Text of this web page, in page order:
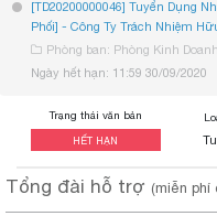
[TD20200000046] Tuyển Dụng
Phối] - Công Ty Trách Nhiệm
hiện là đối tác phân... ...
Phòng ban: Phòng Kinh Doanh
Ngày hết hạn: 11:59 30/09/2020
Trạng thái văn bản
HẾT HẠN
Tổng đài hỗ trợ (miễn phí